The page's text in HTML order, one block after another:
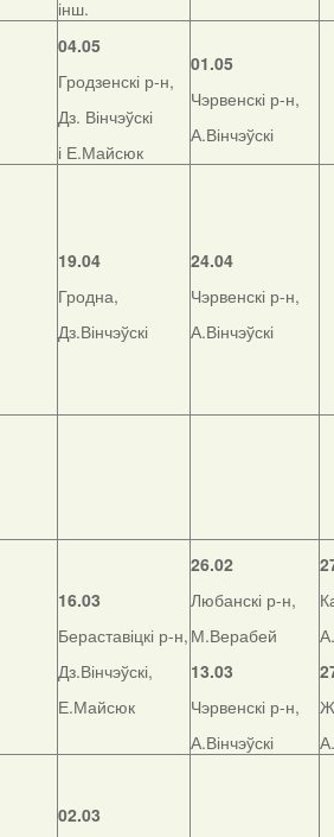
інш.
04.05
Гродзенскі р-н,
Дз. Вінчэўскі
і Е.Майсюк
01.05
Чэрвенскі р-н,
А.Вінчэўскі
19.04
Гродна,
Дз.Вінчэўскі
24.04
Чэрвенскі р-н,
А.Вінчэўскі
16.03
Бераставіцкі р-н,
Дз.Вінчэўскі,
Е.Майсюк
26.02
Любанскі р-н,
М.Верабей
13.03
Чэрвенскі р-н,
А.Вінчэўскі
02.03